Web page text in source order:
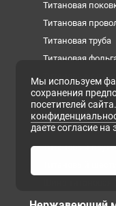
Титановая
Титановая
Титановая труба
Титановая
Титановые
Титановый
Титановый круг
Титановый лист
Титановый
Титановый
Мы используем
сохранения
посетителей
даете согласие на